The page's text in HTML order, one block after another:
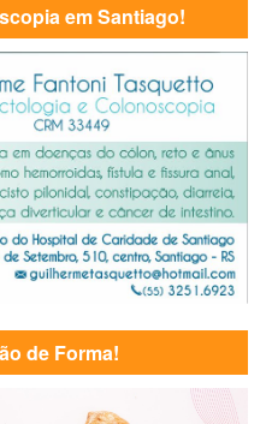
em Santiago!
de Forma!